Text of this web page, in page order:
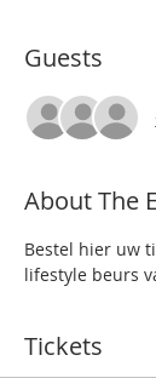
Guests
About The
Bestel hier uw
lifestyle beurs
Tickets